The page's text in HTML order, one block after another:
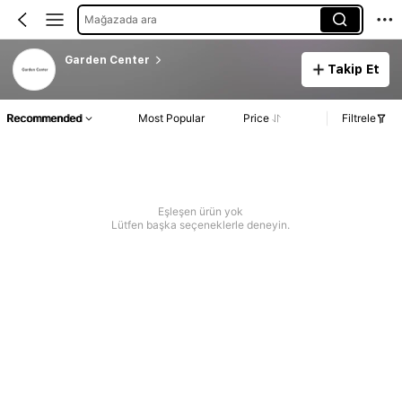
Mağazada ara
Garden Center
Takip Et
Recommended Most Popular Price Filtrele
Eşleşen ürün yok
Lütfen başka seçeneklerle deneyin.